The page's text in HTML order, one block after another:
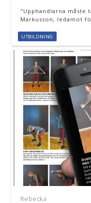
"Upphandlarna måste
Markusson, ledamot
UTBILDNING
Rebecka